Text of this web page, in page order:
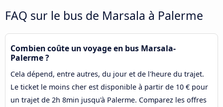
FAQ sur le bus de Marsala à Palerme
Combien coûte un voyage en bus Marsala-
Palerme ?
Cela dépend, entre autres, du jour et de l'heure du trajet.
Le ticket le moins cher est disponible à partir de 10 € pour
un trajet de 2h 8min jusqu'à Palerme. Comparez les offres